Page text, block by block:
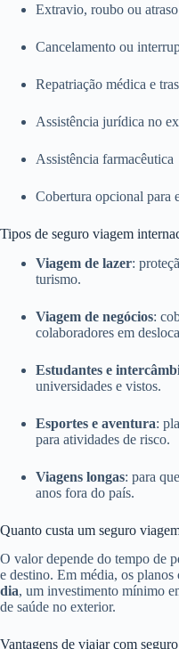
Extravio, roubo ou
Cancelamento ou
Repatriação médica e
Assistência jurídica no
Assistência farmacêutica
Cobertura opcional para
Tipos de seguro viagem
Viagem de lazer:
turismo.
Viagem de negócios:
colaboradores em
Estudantes e
universidades e vistos.
Esportes e aventura:
para atividades de risco.
Viagens longas: para
anos fora do país.
Quanto custa um seguro
O valor depende do tempo de
e destino. Em média, os planos
dia, um investimento mínimo
de saúde no exterior.
Vantagens de viajar com